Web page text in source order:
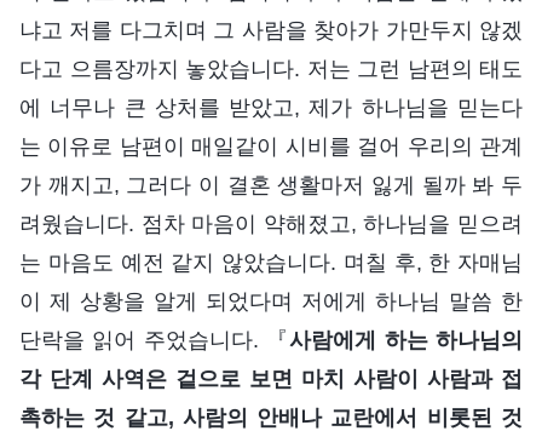
냐고 저를 다그치며 그 사람을 찾아가 가만두지 않겠
다고 으름장까지 놓았습니다. 저는 그런 남편의 태도
에 너무나 큰 상처를 받았고, 제가 하나님을 믿는다
는 이유로 남편이 매일같이 시비를 걸어 우리의 관계
가 깨지고, 그러다 이 결혼 생활마저 잃게 될까 봐 두
려웠습니다. 점차 마음이 약해졌고, 하나님을 믿으려
는 마음도 예전 같지 않았습니다. 며칠 후, 한 자매님
이 제 상황을 알게 되었다며 저에게 하나님 말씀 한
단락을 읽어 주었습니다. 『사람에게 하는 하나님의
각 단계 사역은 겉으로 보면 마치 사람이 사람과 접
촉하는 것 같고, 사람의 안배나 교란에서 비롯된 것